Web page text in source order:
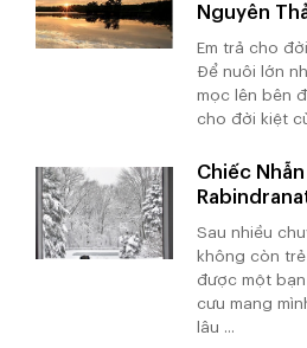
Nguyên
Em trả cho
Để nuôi lớn
mọc lên bên
cho đời kiệt
Chiếc
Sau nhiều
không còn
được một
cưu mang
lâu ...